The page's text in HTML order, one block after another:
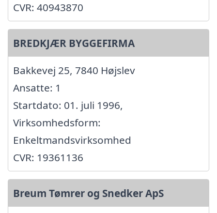
CVR: 40943870
BREDKJÆR BYGGEFIRMA
Bakkevej 25, 7840 Højslev
Ansatte: 1
Startdato: 01. juli 1996,
Virksomhedsform:
Enkeltmandsvirksomhed
CVR: 19361136
Breum Tømrer og Snedker ApS